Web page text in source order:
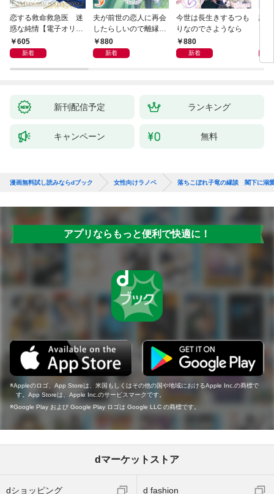
恋する救命救急医 迷
惑な純情【電子オリジ
ナル】
605
新着
夫が前世の恋人に再会
したらしいので離縁し
ます880
新着
今世は長生きするつも
りなのでさようなら
880
新着
話
で
新刊配信予定 ランキング
キャンペーン 無料
漫画無料試し読みならdブック 女性向けラノベ 落ちこぼれ子竜の縁談 閣下に溺
アプリならもっと便利で快適に！
Appleのロゴ、App Storeは、米国もしくはその他の国や地域におけるApple Inc.の商標で
す。App Storeは、Apple Inc.のサービスマークです。
Google Play および Google Play ロゴは Google LLC の商標です。
dマーケットストア
dショッピング d fashion